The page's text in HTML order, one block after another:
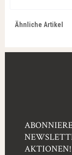
Ähnliche Artikel
AKTIONEN!